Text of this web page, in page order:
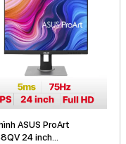
ASUS ProArt
24 inch